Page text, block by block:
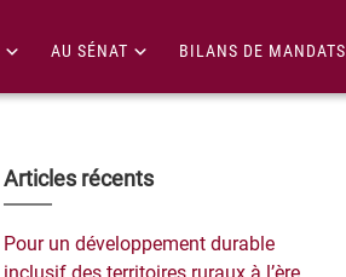
AU SÉNAT BILANS DE MANDATS
Barre
latérale
Articles récents
Pour un développement durable